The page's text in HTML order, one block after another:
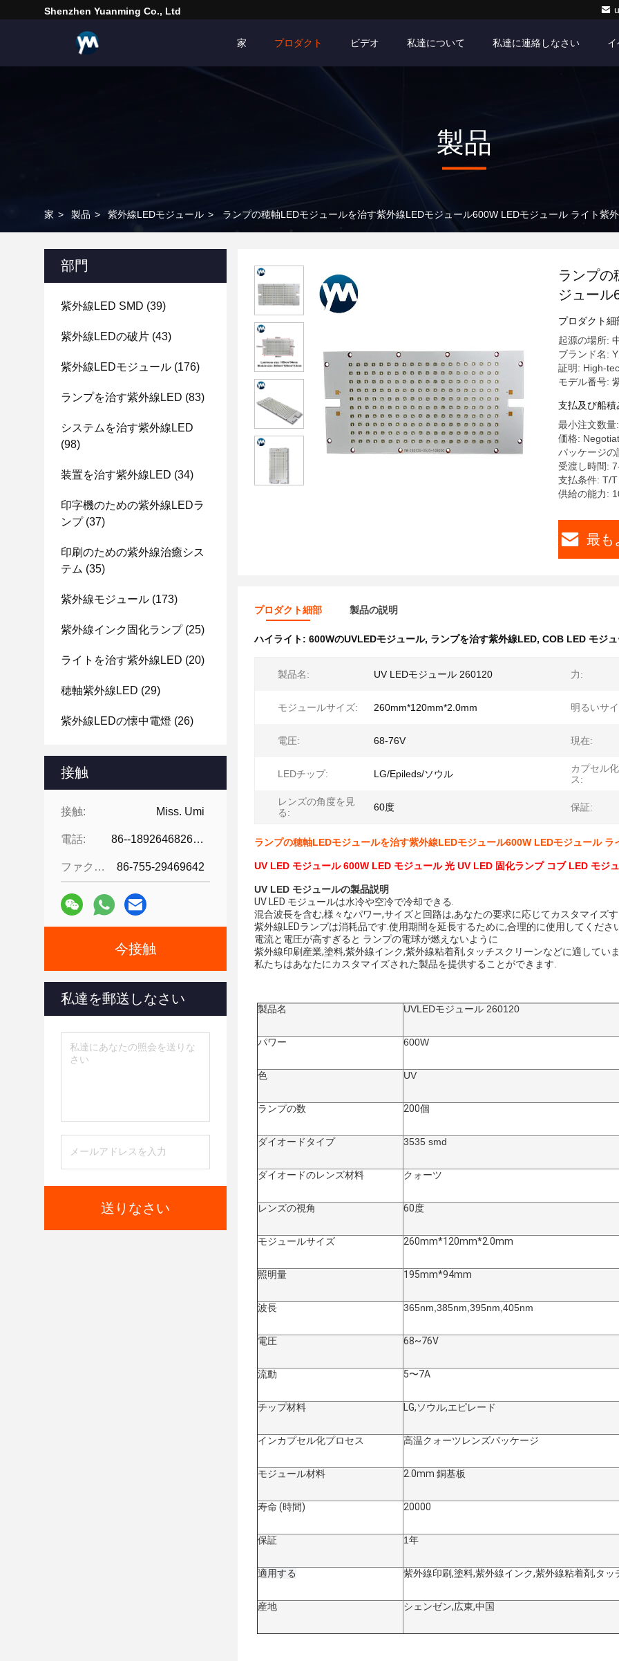
Shenzhen Yuanming Co., Ltd
家 プロダクト ビデオ 私達について 私達に連絡しなさい
製品
家 > 製品 > 紫外線LEDモジュール > ランプの穂軸LEDモジュールを治す紫外線LEDモジュール600W LEDモジュール ライト紫
部門
紫外線LED SMD (39)
紫外線LEDの破片 (43)
紫外線LEDモジュール (176)
ランプを治す紫外線LED (83)
システムを治す紫外線LED
(98)
装置を治す紫外線LED (34)
印字機のための紫外線LEDラ
ンプ(37)
印刷のための紫外線治癒シス
テム (35)
紫外線モジュール (173)
紫外線インク固化ランプ(25)
ライトを治す紫外線LED (20)
穂軸紫外線LED (29)
紫外線LEDの懐中電燈 (26)
接触
接触: Miss. Umi
電話: 86--18926468268-15989898006
ファクシミリ: 86-755-29469642
今接触
私達を郵送しなさい
送りなさい
ランプの
ジュール
プロダクト細
起源の場所:
ブランド名:
証明: High-
モデル番号:
支払及び船積
最小注文数量
価格:
パッケージ
受渡し時間:
支払条件: T/T
供給の能力:
最も
プロダクト細部 製品の説明
ハイライト: 600WのUVLEDモジュール, ランプを治す紫外線LED, COB LED モジ
製品名: UV LEDモジュール 260120 力:
モジュールサイズ: 260mm*120mm*2.0mm 明るいサ
電圧: 68-76V 現在:
LEDチップ: LG/Epileds/ソウル
カプセル
ス:
レンズの角度を見
る:
60度 保証:
ランプの穂軸LEDモジュールを治す紫外線LEDモジュール600W LEDモジュール ラ
UV LED モジュール 600W LED モジュール 光 UV LED 固化ランプ コブ LED モジ
UV LED モジュールの製品説明
UV LED モジュールは水冷や空冷で冷却できる.
混合波長を含む,様々なパワー,サイズと回路は,あなたの要求に応じてカスタマイズ
紫外線LEDランプは消耗品です.使用期間を延長するために,合理的に使用してくださ
電流と電圧が高すぎると ランプの電球が燃えないように
紫外線印刷産業,塗料,紫外線インク,紫外線粘着剤,タッチスクリーンなどに適してい
私たちはあなたにカスタマイズされた製品を提供することができます.
製品名 UVLEDモジュール 260120
パワー 600W
色 UV
ランプの数 200個
ダイオードタイプ 3535 smd
ダイオードのレンズ材料 クォーツ
レンズの視角 60度
モジュールサイズ 260mm*120mm*2.0mm
照明量 195mm*94mm
波長 365nm,385nm,395nm,405nm
電圧 68~76V
流動 5〜7A
チップ材料 LG,ソウル,エピレード
インカプセル化プロセス 高温クォーツレンズパッケージ
モジュール材料 2.0mm 銅基板
寿命 (時間) 20000
保証 1年
適用する 紫外線印刷,塗料,紫外線インク,紫外線粘着剤,タッ
産地 シェンゼン,広東,中国